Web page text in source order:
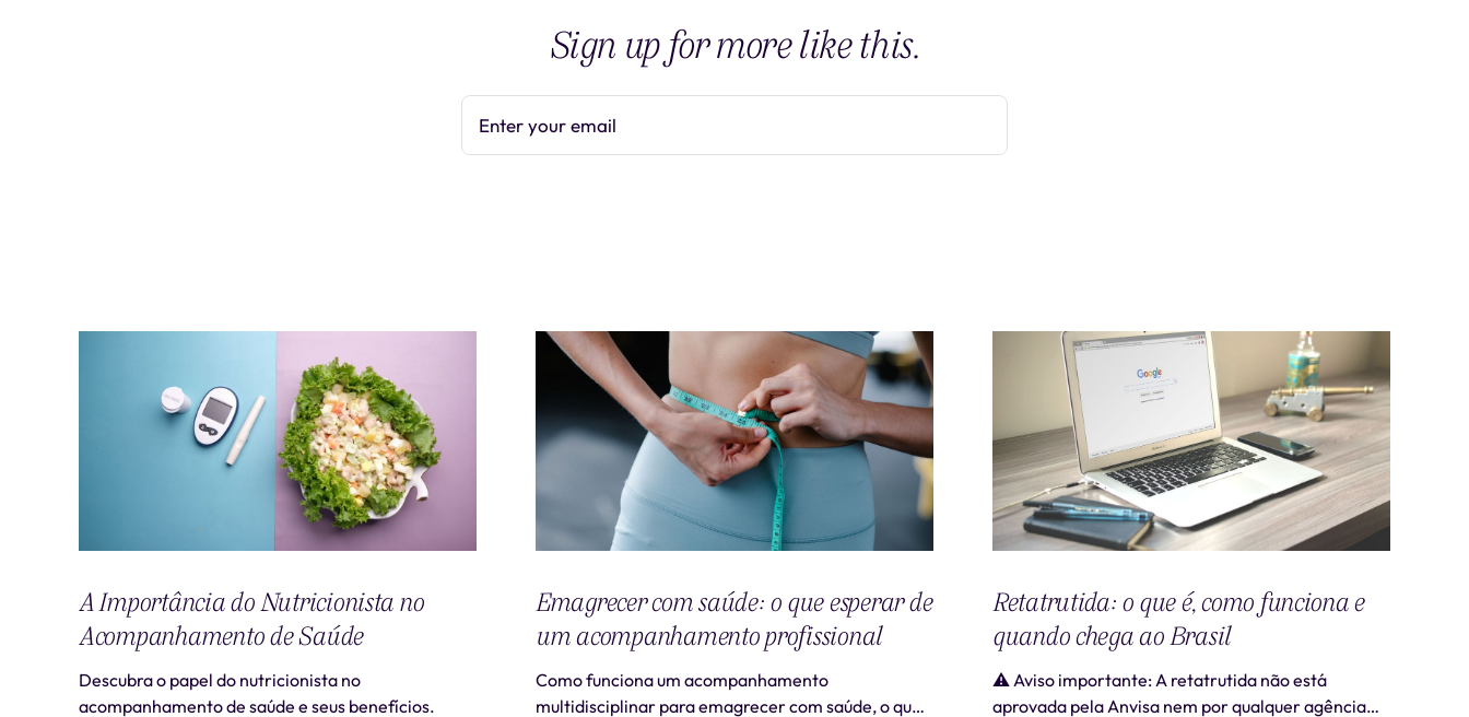
Sign up for more like this.
Enter your email
A Importância do Nutricionista no
Acompanhamento de Saúde
Descubra o papel do nutricionista no
acompanhamento de saúde e seus benefícios.
Emagrecer com saúde: o que esperar de
um acompanhamento profissional
Como funciona um acompanhamento
multidisciplinar para emagrecer com saúde, o que
Retatrutida: o que é, como funciona e
quando chega ao Brasil
⚠️ Aviso importante: A retatrutida não está
aprovada pela Anvisa nem por qualquer agência